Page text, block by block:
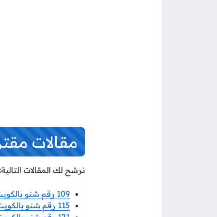
مقالات
نرشح لك المقالات التالية:
109 رقم شنو بالكويت
115 رقم شنو بالكويت